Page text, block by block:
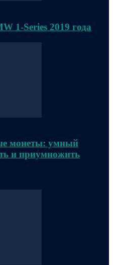
1-Series 2019 года
монеты: умный
и приумножить